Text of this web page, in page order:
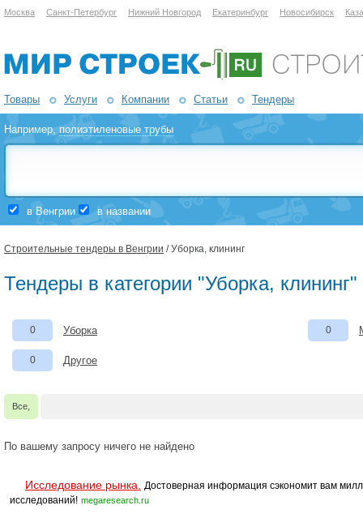
Москва Санкт-Петербург Нижний Новгород Екатеринбург Новосибирск
Товары Услуги Компании Статьи Тендеры
Например,полиэтиленовые трубы
в Венгрии в названии
Строительные тендеры в Венгрии / Уборка, клининг
Тендеры в категории "Уборка,
0 Уборка 0
0 Другое
Все,
По вашему запросу ничего не найдено
Исследование рынка.
Достоверная информация сэкономит вам
исследований! megaresearch.ru